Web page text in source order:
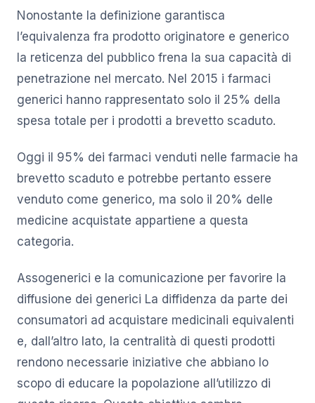
Nonostante la definizione garantisca
l’equivalenza fra prodotto originatore e generico
la reticenza del pubblico frena la sua capacità di
penetrazione nel mercato. Nel 2015 i farmaci
generici hanno rappresentato solo il 25% della
spesa totale per i prodotti a brevetto scaduto.
Oggi il 95% dei farmaci venduti nelle farmacie ha
brevetto scaduto e potrebbe pertanto essere
venduto come generico, ma solo il 20% delle
medicine acquistate appartiene a questa
categoria.
Assogenerici e la comunicazione per favorire la
diffusione dei generici La diffidenza da parte dei
consumatori ad acquistare medicinali equivalenti
e, dall’altro lato, la centralità di questi prodotti
rendono necessarie iniziative che abbiano lo
scopo di educare la popolazione all’utilizzo di